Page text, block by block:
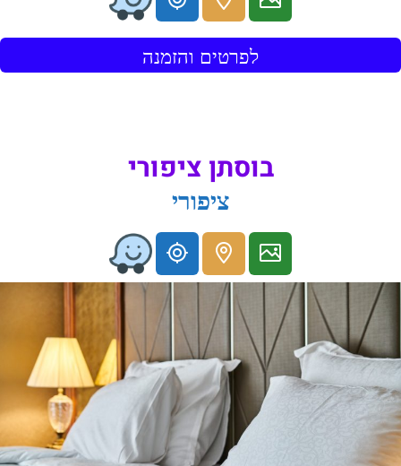
לפרטים והזמנה
בוסתן ציפורי
ציפורי